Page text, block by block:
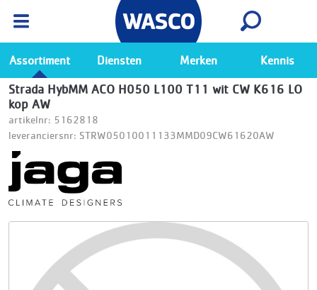
Ga naar de Wasco app
Bekijk
Assortiment Diensten Merken Kennis
Strada HybMM ACO H050 L100 T11 wit CW K616 LO
kop AW
artikelnr: 5162818
leveranciersnr: STRW05010011133MMD09CW61620AW